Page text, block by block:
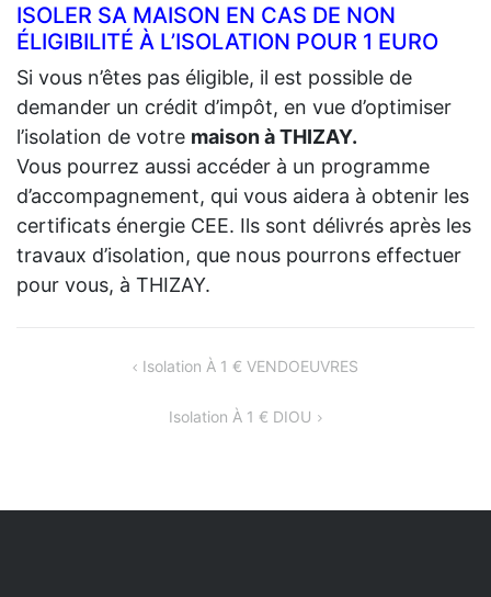
ISOLER SA MAISON EN CAS DE NON
ÉLIGIBILITÉ À L’ISOLATION POUR 1 EURO
Si vous n’êtes pas éligible, il est possible de
demander un crédit d’impôt, en vue d’optimiser
l’isolation de votre maison à THIZAY.
Vous pourrez aussi accéder à un programme
d’accompagnement, qui vous aidera à obtenir les
certificats énergie CEE. Ils sont délivrés après les
travaux d’isolation, que nous pourrons effectuer
pour vous, à THIZAY.
NAVIGATIONIsolation À 1 € VENDOEUVRES
Isolation À 1 € DIOU